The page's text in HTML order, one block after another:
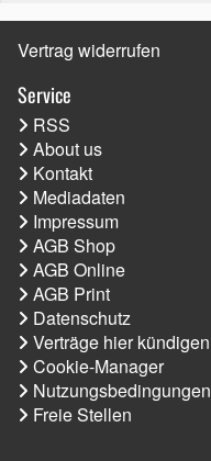
Vertrag widerrufen
Service
RSS
About us
Kontakt
Mediadaten
Impressum
AGB Shop
AGB Online
AGB Print
Datenschutz
Verträge hier kündigen
Cookie-Manager
Nutzungsbedingungen
Freie Stellen